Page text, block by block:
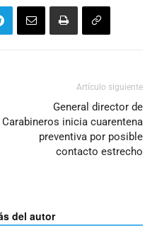
Artículo siguiente
General director de
Carabineros inicia cuarentena
preventiva por posible
contacto estrecho
del autor